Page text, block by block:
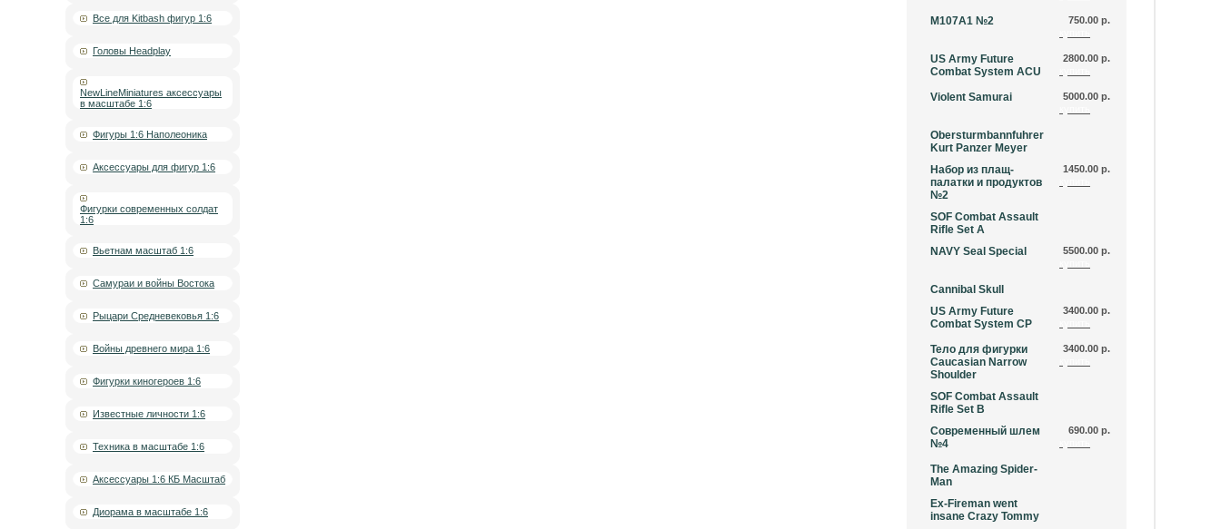
Все для Kitbash фигур 1:6
Головы Headplay
NewLineMiniatures аксессуары
в масштабе 1:6
Фигуры 1:6 Наполеоника
Аксессуары для фигур 1:6
Фигурки современных солдат
1:6
Вьетнам масштаб 1:6
Самураи и войны Востока
Рыцари Средневековья 1:6
Войны древнего мира 1:6
Фигурки киногероев 1:6
Известные личности 1:6
Техника в масштабе 1:6
Аксессуары 1:6 КБ Масштаб
Диорама в масштабе 1:6
М107А1 №2
750.00 р.
US Army Future
Combat System ACU
2800.00 р.
Violent Samurai
5000.00 р.
Obersturmbannfuhrer
Kurt Panzer Meyer
Набор из плащ-
палатки и продуктов
№2
1450.00 р.
SOF Combat Assault
Rifle Set A
NAVY Seal Special
5500.00 р.
Cannibal Skull
US Army Future
Combat System CP
3400.00 р.
Тело для фигурки
Caucasian Narrow
Shoulder
3400.00 р.
SOF Combat Assault
Rifle Set B
Современный шлем
№4
690.00 р.
The Amazing Spider-
Man
Ex-Fireman went
insane Crazy Tommy